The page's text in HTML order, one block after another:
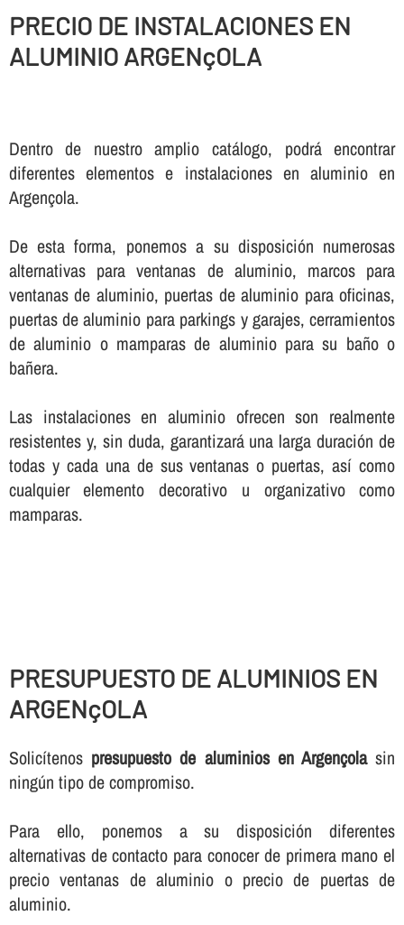
PRECIO DE INSTALACIONES EN
ALUMINIO ARGENçOLA
Dentro de nuestro amplio catálogo, podrá encontrar
diferentes elementos e instalaciones en aluminio en
Argençola.
De esta forma, ponemos a su disposición numerosas
alternativas para ventanas de aluminio, marcos para
ventanas de aluminio, puertas de aluminio para oficinas,
puertas de aluminio para parkings y garajes, cerramientos
de aluminio o mamparas de aluminio para su baño o
bañera.
Las instalaciones en aluminio ofrecen son realmente
resistentes y, sin duda, garantizará una larga duración de
todas y cada una de sus ventanas o puertas, así­ como
cualquier elemento decorativo u organizativo como
mamparas.
PRESUPUESTO DE ALUMINIOS EN
ARGENçOLA
Solicí­tenos presupuesto de aluminios en Argençolasin
ningún tipo de compromiso.
Para ello, ponemos a su disposición diferentes
alternativas de contacto para conocer de primera mano el
precio ventanas de aluminio o precio de puertas de
aluminio.